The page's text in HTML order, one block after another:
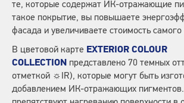
те, которые содержат ИК-отражающие
такое покрытие, вы повышаете
фасада и увеличиваете стоимость самого
В цветовой карте EXTERIOR COLOUR
COLLECTION представлено 70 темных
отметкой ☼IR), которые могут быть
добавлением ИК-отражающих